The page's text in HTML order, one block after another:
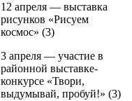
12 апреля — выставка
рисунков «Рисуем
космос» (3)
3 апреля — участие в
районной выставке-
конкурсе «Твори,
выдумывай, пробуй!» (3)